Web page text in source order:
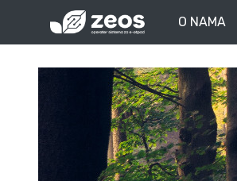
O NAMA